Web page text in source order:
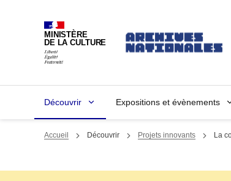
MINISTÈRE
DE LA CULTURE
Découvrir Expositions et évènements
Accueil Découvrir Projets innovants La